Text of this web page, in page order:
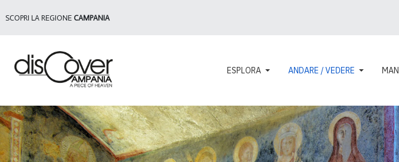
SCOPRI LA REGIONE CAMPANIA
ESPLORA ANDARE / VEDERE